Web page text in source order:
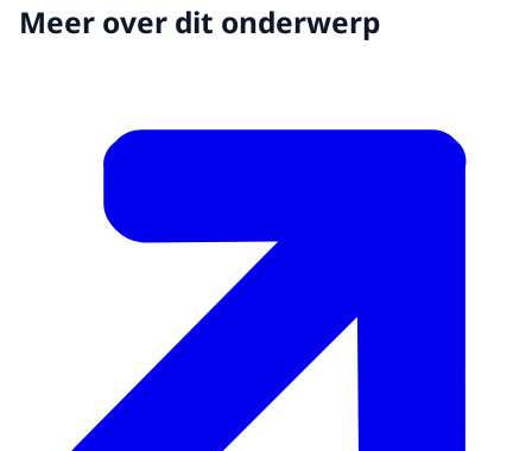
Meer over dit onderwerp